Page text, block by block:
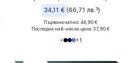
34,11 € (66,71 лв.³)
Първоначално: 44,90 €
Последна най-ниска цена:37,90 €
+1